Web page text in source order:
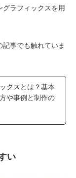
ラフィックスを用
事でも触れていま
クスとは？基本
や事例と制作の
い